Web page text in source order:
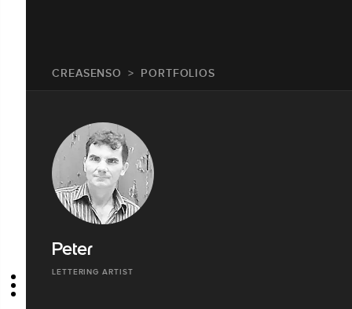
CREASENSO PORTFOLIOS
Peter
LETTERING ARTIST